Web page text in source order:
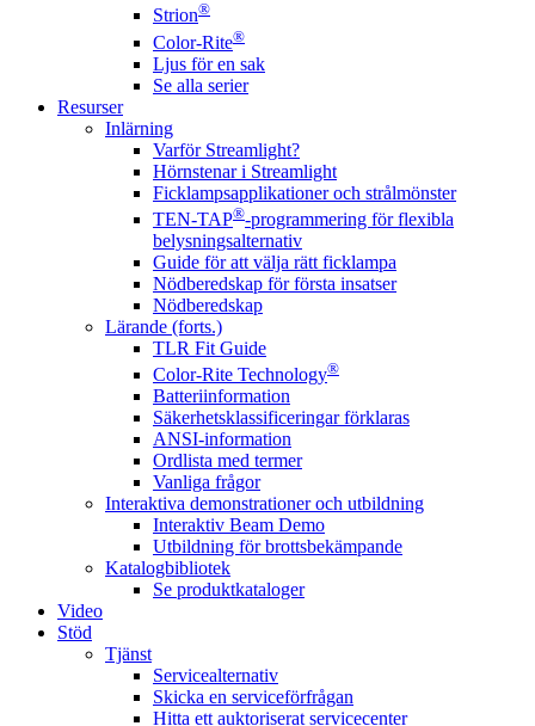
Strion®
Color-Rite®
Ljus för en sak
Se alla serier
Resurser
Inlärning
Varför Streamlight?
Hörnstenar i Streamlight
Ficklampsapplikationer och strålmönster
TEN-TAP®-programmering för flexibla
belysningsalternativ
Guide för att välja rätt ficklampa
Nödberedskap för första insatser
Nödberedskap
Lärande (forts.)
TLR Fit Guide
Color-Rite Technology®
Batteriinformation
Säkerhetsklassificeringar förklaras
ANSI-information
Ordlista med termer
Vanliga frågor
Interaktiva demonstrationer och utbildning
Interaktiv Beam Demo
Utbildning för brottsbekämpande
Katalogbibliotek
Se produktkataloger
Video
Stöd
Tjänst
Servicealternativ
Skicka en serviceförfrågan
Hitta ett auktoriserat servicecenter